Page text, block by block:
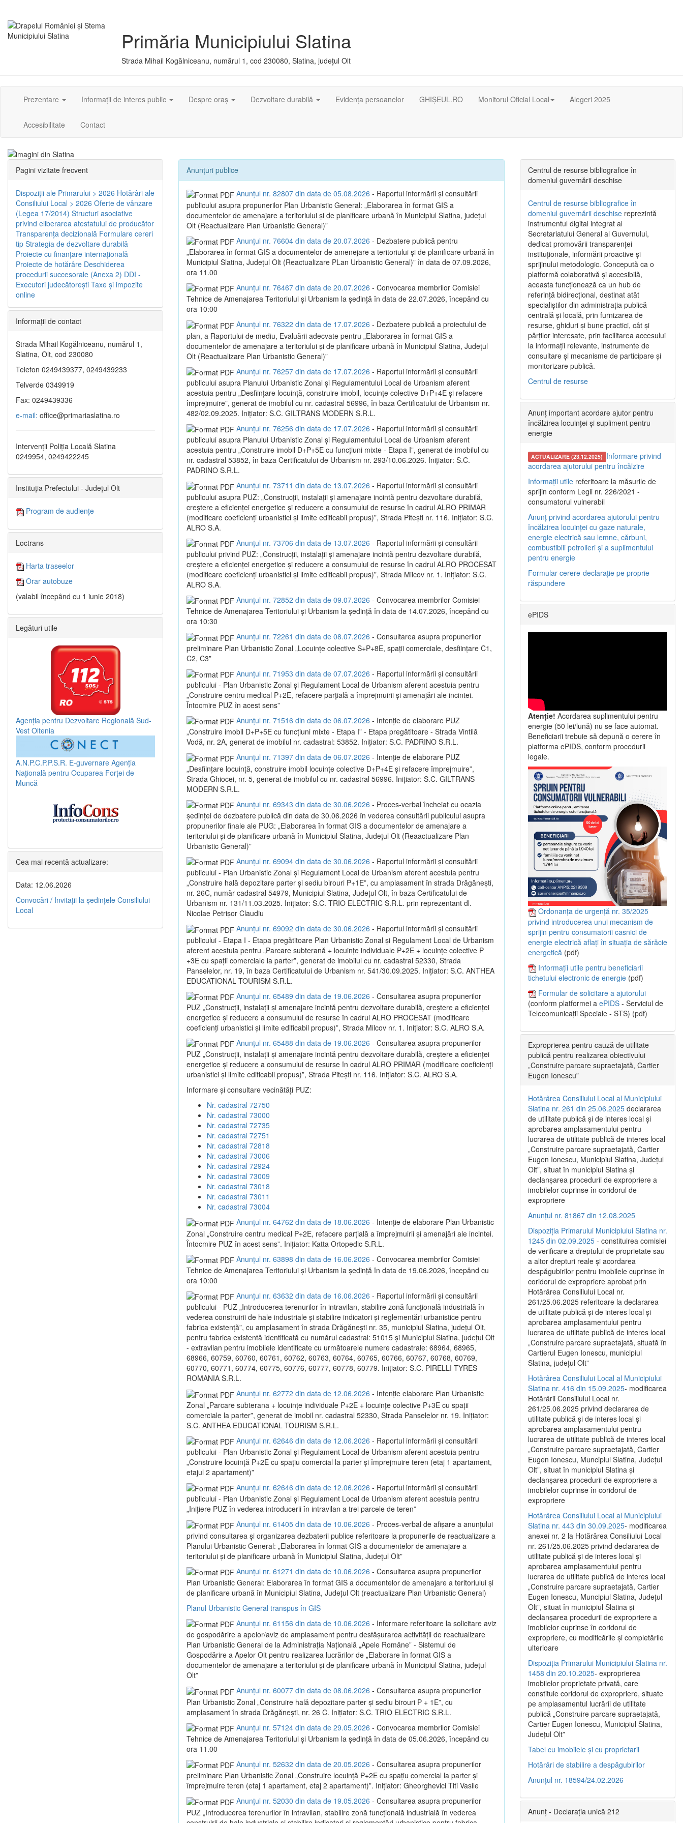
Primăria Municipiului Slatina
Strada Mihail Kogălniceanu, numărul 1, cod 230080, Slatina, județul Olt
Prezentare Informații de interes public Despre oraș Dezvoltare durabilă Evidența persoanelor GHIȘEUL.RO Monitorul Oficial Local Alegeri 2025
Accesibilitate Contact
Anunțuri publice
Anunțul nr. 82807 din data de 05.08.2026 - Raportul informării și consultării
publicului asupra propunerilor Plan Urbanistic General: „Elaborarea în format GIS a
documentelor de amenajare a teritoriului și de planificare urbană în Municipiul Slatina, județul
Olt (Reactualizare Plan Urbanistic General)”
Anunțul nr. 76604 din data de 20.07.2026 - Dezbatere publică pentru
„Elaborarea în format GIS a documentelor de amenejare a teritoriului și de planificare urbană în
Municipiul Slatina, Județul Olt (Reactualizare PLan Urbanistic General)” în data de 07.09.2026,
ora 11.00
Anunțul nr. 76467 din data de 20.07.2026 - Convocarea membrilor Comisiei
Tehnice de Amenajarea Teritoriului și Urbanism la ședință în data de 22.07.2026, începând cu
ora 10:00
Anunțul nr. 76322 din data de 17.07.2026 - Dezbatere publică a proiectului de
plan, a Raportului de mediu, Evaluării adecvate pentru „Elaborarea în format GIS a
documentelor de amenajare a teritoriului și de planificare urbană în Municipiul Slatina, Județul
Olt (Reactualizare Plan Urbanistic General)”
Anunțul nr. 76257 din data de 17.07.2026 - Raportul informării și consultării
publicului asupra Planului Urbanistic Zonal și Regulamentului Local de Urbanism aferent
acestuia pentru „Desființare locuință, construire imobil, locuințe colective D+P+4E și refacere
împrejmuire”, generat de imobilul cu nr. cadastral 56996, în baza Certificatului de Urbanism nr.
482/02.09.2025. Inițiator: S.C. GILTRANS MODERN S.R.L.
Anunțul nr. 76256 din data de 17.07.2026 - Raportul informării și consultării
publicului asupra Planului Urbanistic Zonal și Regulamentului Local de Urbanism aferent
acestuia pentru „Construire imobil D+P+5E cu funcțiuni mixte - Etapa I”, generat de imobilul cu
nr. cadastral 53852, în baza Certificatului de Urbanism nr. 293/10.06.2026. Inițiator: S.C.
PADRINO S.R.L.
Anunțul nr. 73711 din data de 13.07.2026 - Raportul informării și consultării
publicului asupra PUZ: „Construcții, instalații și amenajare incintă pentru dezvoltare durabilă,
creștere a eficienței energetice și reducere a consumului de resurse în cadrul ALRO PRIMAR
(modificare coeficienți urbanistici și limite edificabil propus)”, Strada Pitești nr. 116. Inițiator: S.C.
ALRO S.A.
Anunțul nr. 73706 din data de 13.07.2026 - Raportul informării și consultării
publicului privind PUZ: „Construcții, instalații și amenajare incintă pentru dezvoltare durabilă,
creștere a eficienței energetice și reducere a consumului de resurse în cadrul ALRO PROCESAT
(modificare coeficienți urbanistici și limite edificabil propus)”, Strada Milcov nr. 1. Inițiator: S.C.
ALRO S.A.
Anunțul nr. 72852 din data de 09.07.2026 - Convocarea membrilor Comisiei
Tehnice de Amenajarea Teritoriului și Urbanism la ședință în data de 14.07.2026, începând cu
ora 10:30
Anunțul nr. 72261 din data de 08.07.2026 - Consultarea asupra propunerilor
preliminare Plan Urbanistic Zonal „Locuințe colective S+P+8E, spații comerciale, desființare C1,
C2, C3”
Anunțul nr. 71953 din data de 07.07.2026 - Raportul informării și consultării
publicului - Plan Urbanistic Zonal și Regulament Local de Urbanism aferent acestuia pentru
„Construire centru medical P+2E, refacere parțială a împrejmuirii și amenajări ale incintei.
Întocmire PUZ în acest sens”
Anunțul nr. 71516 din data de 06.07.2026 - Intenție de elaborare PUZ
„Construire imobil D+P+5E cu funcțiuni mixte - Etapa I” - Etapa pregătitoare - Strada Vintilă
Vodă, nr. 2A, generat de imobilul nr. cadastral: 53852. Inițiator: S.C. PADRINO S.R.L.
Anunțul nr. 71397 din data de 06.07.2026 - Intenție de elaborare PUZ
„Desființare locuință, construire imobil locuințe colective D+P+4E și refacere împrejmuire”,
Strada Ghiocei, nr. 5, generat de imobilul cu nr. cadastral 56996. Inițiator: S.C. GILTRANS
MODERN S.R.L.
Anunțul nr. 69343 din data de 30.06.2026 - Proces-verbal încheiat cu ocazia
ședinței de dezbatere publică din data de 30.06.2026 în vederea consultării publicului asupra
propunerilor finale ale PUG: „Elaborarea în format GIS a documentelor de amenajare a
teritoriului și de planificare urbană în Municipiul Slatina, Județul Olt (Reaactualizare Plan
Urbanistic General)”
Anunțul nr. 69094 din data de 30.06.2026 - Raportul informării și consultării
publicului - Plan Urbanistic Zonal și Regulament Local de Urbanism aferent acestuia pentru
„Construire hală depozitare parter și sediu birouri P+1E”, cu amplasament în strada Drăgănești,
nr. 26C, număr cadastral 54979, Municipiul Slatina, Județul Olt, în baza Certificatului de
Urbanism nr. 131/11.03.2025. Inițiator: S.C. TRIO ELECTRIC S.R.L. prin reprezentant dl.
Nicolae Petrișor Claudiu
Anunțul nr. 69092 din data de 30.06.2026 - Raportul informării și consultării
publicului - Etapa I - Etapa pregătitoare Plan Urbanistic Zonal și Regulament Local de Urbanism
aferent acestuia pentru „Parcare subterană + locuințe individuale P+2E + locuințe colective P
+3E cu spații comerciale la parter”, generat de imobilul cu nr. cadastral 52330, Strada
Panselelor, nr. 19, în baza Certificatului de Urbanism nr. 541/30.09.2025. Inițiator: S.C. ANTHEA
EDUCATIONAL TOURISM S.R.L.
Anunțul nr. 65489 din data de 19.06.2026 - Consultarea asupra propunerilor
PUZ „Construcții, instalații și amenajare incintă pentru dezvoltare durabilă, creștere a eficienței
energetice și reducere a consumului de resurse în cadrul ALRO PROCESAT (modificare
coeficienți urbanistici și limite edificabil propus)”, Strada Milcov nr. 1. Inițiator: S.C. ALRO S.A.
Anunțul nr. 65488 din data de 19.06.2026 - Consultarea asupra propunerilor
PUZ „Construcții, instalații și amenajare incintă pentru dezvoltare durabilă, creștere a eficienței
energetice și reducere a consumului de resurse în cadrul ALRO PRIMAR (modificare coeficienți
urbanistici și limite edificabil propus)”, Strada Pitești nr. 116. Inițiator: S.C. ALRO S.A.
Informare și consultare vecinătăți PUZ:
Nr. cadastral 72750
Nr. cadastral 73000
Nr. cadastral 72735
Nr. cadastral 72751
Nr. cadastral 72818
Nr. cadastral 73006
Nr. cadastral 72924
Nr. cadastral 73009
Nr. cadastral 73018
Nr. cadastral 73011
Nr. cadastral 73004
Anunțul nr. 64762 din data de 18.06.2026 - Intenție de elaborare Plan Urbanistic
Zonal „Construire centru medical P+2E, refacere parțială a împrejmuirii și amenajări ale incintei.
Întocmire PUZ în acest sens”. Inițiator: Katta Ortopedic S.R.L.
Anunțul nr. 63898 din data de 16.06.2026 - Convocarea membrilor Comisiei
Tehnice de Amenajarea Teritoriului și Urbanism la ședință în data de 19.06.2026, începând cu
ora 10:00
Anunțul nr. 63632 din data de 16.06.2026 - Raportul informării și consultării
publicului - PUZ „Introducerea terenurilor în intravilan, stabilire zonă funcțională industrială în
vederea construirii de hale industriale și stabilire indicatori și reglementări urbanistice pentru
fabrica existență”, cu amplasament în strada Drăgănești nr. 35, municipiul Slatina, județul Olt,
pentru fabrica existentă identificată cu numărul cadastral: 51015 și Municipiul Slatina, județul Olt
- extravilan pentru imobilele identificate cu următoarele numere cadastrale: 68964, 68965,
68966, 60759, 60760, 60761, 60762, 60763, 60764, 60765, 60766, 60767, 60768, 60769,
60770, 60771, 60774, 60775, 60776, 60777, 60778, 60779. Inițiator: S.C. PIRELLI TYRES
ROMANIA S.R.L.
Anunțul nr. 62772 din data de 12.06.2026 - Intenție elaborare Plan Urbanistic
Zonal „Parcare subterana + locuințe individuale P+2E + locuințe colective P+3E cu spații
comerciale la parter”, generat de imobil nr. cadastral 52330, Strada Panselelor nr. 19. Inițiator:
S.C. ANTHEA EDUCATIONAL TOURISM S.R.L.
Anunțul nr. 62646 din data de 12.06.2026 - Raportul informării și consultării
publicului - Plan Urbanistic Zonal și Regulament Local de Urbanism aferent acestuia pentru
„Construire locuință P+2E cu spațiu comercial la parter și împrejmuire teren (etaj 1 apartament,
etajul 2 apartament)”
Anunțul nr. 62646 din data de 12.06.2026 - Raportul informării și consultării
publicului - Plan Urbanistic Zonal și Regulament Local de Urbanism aferent acestuia pentru
„Inițiere PUZ în vederea introducerii în intravilan a trei parcele de teren”
Anunțul nr. 61405 din data de 10.06.2026 - Proces-verbal de afișare a anunțului
privind consultarea și organizarea dezbaterii publice referitoare la propunerile de reactualizare a
Planului Urbanistic General: „Elaborarea în format GIS a documentelor de amenajare a
teritoriului și de planificare urbană în Municipiul Slatina, Județul Olt”
Anunțul nr. 61271 din data de 10.06.2026 - Consultarea asupra propunerilor
Plan Urbanistic General: Elaborarea în format GIS a documentelor de amenajare a teritoriului și
de planificare urbană în Municipiul Slatina, Județul Olt (reactualizare Plan Urbanistic General)
Planul Urbanistic General transpus în GIS
Anunțul nr. 61156 din data de 10.06.2026 - Informare referitoare la solicitare aviz
de gospodărire a apelor/aviz de amplasament pentru desfășurarea activității de reactualizare
Plan Urbanistic General de la Administrația Națională „Apele Române” - Sistemul de
Gospodărire a Apelor Olt pentru realizarea lucrărilor de „Elaborare în format GIS a
documentelor de amenajare a teritoriului și de planificare urbană în Municipiul Slatina, județul
Olt”
Anunțul nr. 60077 din data de 08.06.2026 - Consultarea asupra propunerilor
Plan Urbanistic Zonal „Construire hală depozitare parter și sediu birouri P + 1E”, cu
amplasament în strada Drăgănești, nr. 26 C. Inițiator: S.C. TRIO ELECTRIC S.R.L.
Anunțul nr. 57124 din data de 29.05.2026 - Convocarea membrilor Comisiei
Tehnice de Amenajarea Teritoriului și Urbanism la ședință în data de 05.06.2026, începând cu
ora 11.00
Anunțul nr. 52632 din data de 20.05.2026 - Consultarea asupra propunerilor
preliminare Plan Urbanistic Zonal „Construire locuință P+2E cu spațiu comercial la parter și
împrejmuire teren (etaj 1 apartament, etaj 2 apartament)”. Inițiator: Gheorghevici Titi Vasile
Anunțul nr. 52030 din data de 19.05.2026 - Consultarea asupra propunerilor
PUZ „Introducerea terenurilor în intravilan, stabilire zonă funcțională industrială în vederea
Pagini vizitate frecvent
Dispoziţii ale Primarului > 2026 Hotărâri ale
Consiliului Local > 2026 Oferte de vânzare
(Legea 17/2014) Structuri asociative
privind eliberarea atestatului de producător
Transparenţa decizională Formulare cereri
tip Strategia de dezvoltare durabilă
Proiecte cu finanţare internaţională
Proiecte de hotărâre Deschiderea
procedurii succesorale (Anexa 2) DDI -
Executori judecătorești Taxe şi impozite
online
Informaţii de contact
Strada Mihail Kogălniceanu, numărul 1,
Slatina, Olt, cod 230080
Telefon 0249439377, 0249439233
Telverde 0349919
Fax: 0249439336
e-mail: office@primariaslatina.ro
Intervenții Poliția Locală Slatina
0249954, 0249422245
Instituția Prefectului - Județul Olt
Program de audiențe
Loctrans
Harta traseelor
Orar autobuze
(valabil începând cu 1 iunie 2018)
Legături utile
Agenția pentru Dezvoltare Regională Sud-
Vest Oltenia
A.N.P.C.P.P.S.R. E-guvernare Agenția
Națională pentru Ocuparea Forței de
Muncă
Cea mai recentă actualizare:
Data: 12.06.2026
Convocări / Invitaţii la şedinţele Consiliului
Local
Centrul de resurse bibliografice în
domeniul guvernării deschise
Centrul de resurse bibliografice în
domeniul guvernării deschise reprezintă
instrumentul digital integrat al
Secretariatului General al Guvernului,
dedicat promovării transparenței
instituționale, informării proactive și
sprijinului metodologic. Concepută ca o
platformă colaborativă și accesibilă,
aceasta funcționează ca un hub de
referință bidirecțional, destinat atât
specialiștilor din administrația publică
centrală și locală, prin furnizarea de
resurse, ghiduri și bune practici, cât și
părților interesate, prin facilitarea accesului
la informații relevante, instrumente de
consultare și mecanisme de participare și
monitorizare publică.
Centrul de resurse
Anunț important acordare ajutor pentru
încălzirea locuinței și supliment pentru
energie
ACTUALIZARE (23.12.2025) Informare privind
acordarea ajutorului pentru încălzire
Informații utile referitoare la măsurile de
sprijin conform Legii nr. 226/2021 -
consumatorul vulnerabil
Anunț privind acordarea ajutorului pentru
încălzirea locuinței cu gaze naturale,
energie electrică sau lemne, cărbuni,
combustibili petrolieri și a suplimentului
pentru energie
Formular cerere-declarație pe proprie
răspundere
ePIDS
Atenție! Acordarea suplimentului pentru
energie (50 lei/lună) nu se face automat.
Beneficiarii trebuie să depună o cerere în
platforma ePIDS, conform procedurii
legale.
Ordonanța de urgență nr. 35/2025
privind introducerea unui mecanism de
sprijin pentru consumatorii casnici de
energie electrică aflați în situația de sărăcie
energetică (pdf)
Informații utile pentru beneficiarii
tichetului electronic de energie (pdf)
Formular de solicitare a ajutorului
(conform platformei a ePIDS - Serviciul de
Telecomunicații Speciale - STS) (pdf)
Exproprierea pentru cauză de utilitate
publică pentru realizarea obiectivului
„Construire parcare supraetajată, Cartier
Eugen Ionescu”
Hotărârea Consiliului Local al Municipiului
Slatina nr. 261 din 25.06.2025 declararea
de utilitate publică și de interes local și
aprobarea amplasamentului pentru
lucrarea de utilitate publică de interes local
„Construire parcare supraetajată, Cartier
Eugen Ionescu, Municipiul Slatina, Județul
Olt”, situat în municipiul Slatina și
declanșarea procedurii de expropriere a
imobilelor cuprinse în coridorul de
expropriere
Anunțul nr. 81867 din 12.08.2025
Dispoziția Primarului Municipiului Slatina nr.
1245 din 02.09.2025 - constituirea comisiei
de verificare a dreptului de proprietate sau
a altor drepturi reale și acordarea
despăgubirilor pentru imobilele cuprinse în
coridorul de expropriere aprobat prin
Hotărârea Consiliului Local nr.
261/25.06.2025 referitoare la declararea
de utilitate publică și de interes local și
aprobarea amplasamentului pentru
lucrarea de utilitate publică de interes local
„Construire parcare supraetajată, situată în
Cartierul Eugen Ionescu, municipiul
Slatina, județul Olt”
Hotărârea Consiliului Local al Municipiului
Slatina nr. 416 din 15.09.2025- modificarea
Hotărârii Consiliului Local nr.
261/25.06.2025 privind declararea de
utilitate publică și de interes local și
aprobarea amplasamentului pentru
lucrarea de utilitate publică de interes local
„Construire parcare supraetajată, Cartier
Eugen Ionescu, Muncipiul Slatina, Județul
Olt”, situat în municipiul Slatina și
declanșarea procedurii de expropriere a
imobilelor cuprinse în coridorul de
expropriere
Hotărârea Consiliului Local al Municipiului
Slatina nr. 443 din 30.09.2025- modificarea
anexei nr. 2 la Hotărârea Consiliului Local
nr. 261/25.06.2025 privind declararea de
utilitate publică şi de interes local şi
aprobarea amplasamentului pentru
lucrarea de utilitate publică de interes local
„Construire parcare supraetajată, Cartier
Eugen Ionescu, Muncipiul Slatina, Judeţul
Olt”, situat în municipiul Slatina şi
declanşarea procedurii de expropriere a
imobilelor cuprinse în coridorul de
expropriere, cu modificările şi completările
ulterioare
Dispoziția Primarului Municipiului Slatina nr.
1458 din 20.10.2025- exproprierea
imobilelor proprietate privată, care
constituie coridorul de expropriere, situate
pe amplasamentul lucrării de utilitate
publică „Construire parcare supraetajată,
Cartier Eugen Ionescu, Municipiul Slatina,
Județul Olt”
Tabel cu imobilele și cu proprietarii
Hotărâri de stabilire a despăgubirilor
Anunțul nr. 18594/24.02.2026
Anunț - Declarația unică 212